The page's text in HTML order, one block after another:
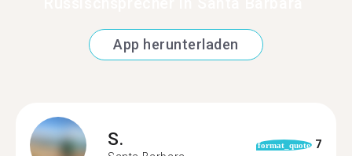
App herunterladen
S. format_quote 7